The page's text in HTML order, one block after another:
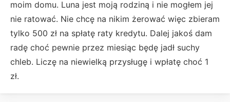
moim domu. Luna jest moją rodziną i nie mogłem jej
nie ratować. Nie chcę na nikim żerować więc zbieram
tylko 500 zł na spłatę raty kredytu. Dalej jakoś dam
radę choć pewnie przez miesiąc będę jadł suchy
chleb. Liczę na niewielką przysługę i wpłatę choć 1
zł.